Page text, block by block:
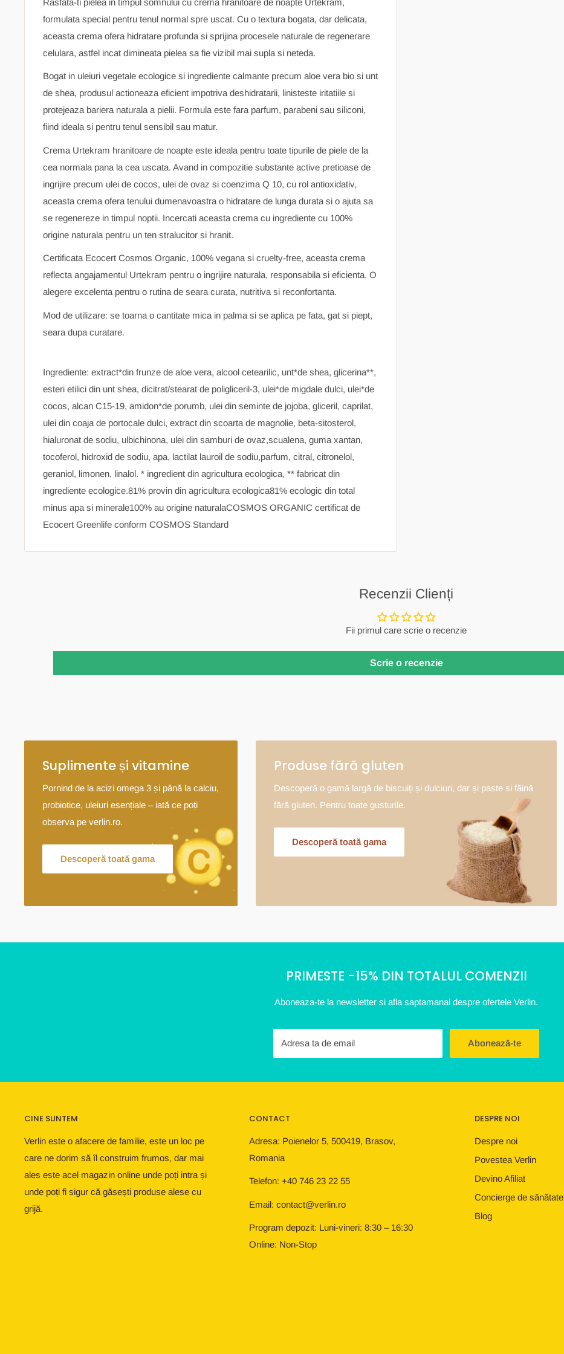
Rasfata-ti pielea in timpul somnului cu crema hranitoare de noapte Urtekram,
formulata special pentru tenul normal spre uscat. Cu o textura bogata, dar delicata,
aceasta crema ofera hidratare profunda si sprijina procesele naturale de regenerare
celulara, astfel incat dimineata pielea sa fie vizibil mai supla si neteda.
Bogat in uleiuri vegetale ecologice si ingrediente calmante precum aloe vera bio si unt
de shea, produsul actioneaza eficient impotriva deshidratarii, linisteste iritatiile si
protejeaza bariera naturala a pielii. Formula este fara parfum, parabeni sau siliconi,
fiind ideala si pentru tenul sensibil sau matur.
Crema Urtekram hranitoare de noapte este ideala pentru toate tipurile de piele de la
cea normala pana la cea uscata. Avand in compozitie substante active pretioase de
ingrijire precum ulei de cocos, ulei de ovaz si coenzima Q 10, cu rol antioxidativ,
aceasta crema ofera tenului dumenavoastra o hidratare de lunga durata si o ajuta sa
se regenereze in timpul noptii. Incercati aceasta crema cu ingrediente cu 100%
origine naturala pentru un ten stralucitor si hranit.
Certificata Ecocert Cosmos Organic, 100% vegana si cruelty-free, aceasta crema
reflecta angajamentul Urtekram pentru o ingrijire naturala, responsabila si eficienta. O
alegere excelenta pentru o rutina de seara curata, nutritiva si reconfortanta.
Mod de utilizare: se toarna o cantitate mica in palma si se aplica pe fata, gat si piept,
seara dupa curatare.
Ingrediente: extract*din frunze de aloe vera, alcool cetearilic, unt*de shea, glicerina**,
esteri etilici din unt shea, dicitrat/stearat de poligliceril-3, ulei*de migdale dulci, ulei*de
cocos, alcan C15-19, amidon*de porumb, ulei din seminte de jojoba, gliceril, caprilat,
ulei din coaja de portocale dulci, extract din scoarta de magnolie, beta-sitosterol,
hialuronat de sodiu, ulbichinona, ulei din samburi de ovaz,scualena, guma xantan,
tocoferol, hidroxid de sodiu, apa, lactilat lauroil de sodiu,parfum, citral, citronelol,
geraniol, limonen, linalol. * ingredient din agricultura ecologica, ** fabricat din
ingrediente ecologice.81% provin din agricultura ecologica81% ecologic din total
minus apa si minerale100% au origine naturalaCOSMOS ORGANIC certificat de
Ecocert Greenlife conform COSMOS Standard
Recenzii Clienți
Fii primul care scrie o recenzie
Scrie o recenzie
Suplimente și vitamine
Pornind de la acizi omega 3 și până la calciu,
probiotice, uleiuri esențiale – iată ce poți
observa pe verlin.ro.
Descoperă toată gama
Produse fără gluten
Descoperă o gamă largă de biscuiți și dulciuri, dar și paste si făină
fără gluten. Pentru toate gusturile.
Descoperă toată gama
PRIMESTE -15% DIN TOTALUL COMENZII
Aboneaza-te la newsletter si afla saptamanal despre ofertele Verlin.
Adresa ta de email Abonează-te
CINE SUNTEM
Verlin este o afacere de familie, este un loc pe
care ne dorim să îl construim frumos, dar mai
ales este acel magazin online unde poți intra și
unde poți fi sigur că găsești produse alese cu
grijă.
CONTACT
Adresa: Poienelor 5, 500419, Brasov,
Romania
Telefon: +40 746 23 22 55
Email: contact@verlin.ro
Program depozit: Luni-vineri: 8:30 – 16:30
Online: Non-Stop
DESPRE NOI
Despre noi
Povestea Verlin
Devino Afiliat
Concierge de sănătate
Blog